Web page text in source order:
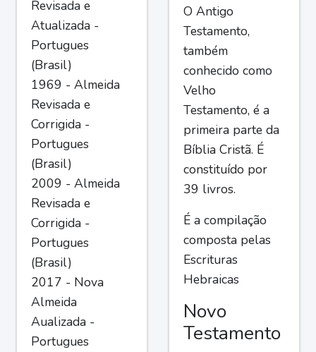
Revisada e
Atualizada -
Portugues
(Brasil)
1969 - Almeida
Revisada e
Corrigida -
Portugues
(Brasil)
2009 - Almeida
Revisada e
Corrigida -
Portugues
(Brasil)
2017 - Nova
Almeida
Aualizada -
Portugues
O Antigo
Testamento,
também
conhecido como
Velho
Testamento, é a
primeira parte da
Bíblia Cristã. É
constituído por
39 livros.
É a compilação
composta pelas
Escrituras
Hebraicas
Novo
Testamento